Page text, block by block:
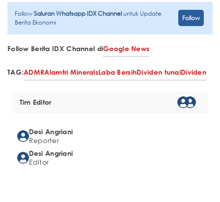
FollowSaluran Whatsapp IDX Channeluntuk Update
Berita Ekonomi
Follow
Follow Berita IDX Channel diGoogle News
TAG:ADMRAlamtri MineralsLaba BersihDividen tunaiDividen
Tim Editor
Desi Angriani
Reporter
Desi Angriani
Editor